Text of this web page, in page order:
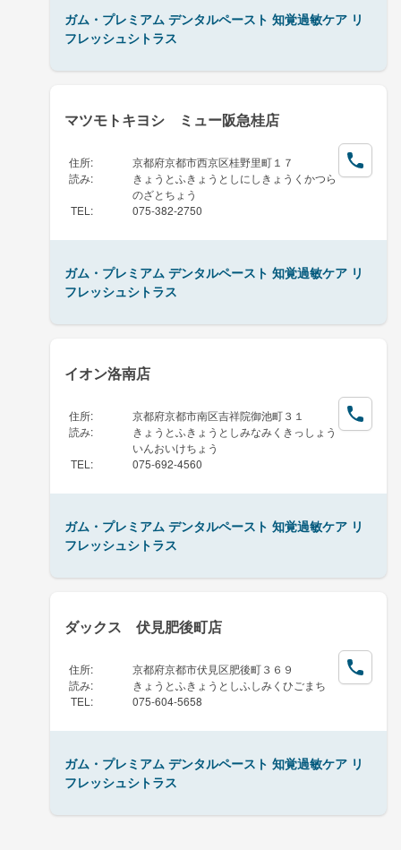
ガム・プレミアム デンタルペースト 知覚過敏ケア リ
フレッシュシトラス
マツモトキヨシ ミュー阪急桂店
住所:
京都府京都市西京区桂野里町１７
読み:
きょうとふきょうとしにしきょうくかつら
のざとちょう
TEL : 075-382-2750
ガム・プレミアム デンタルペースト 知覚過敏ケア リ
フレッシュシトラス
イオン洛南店
住所:
京都府京都市南区吉祥院御池町３１
読み:
きょうとふきょうとしみなみくきっしょう
いんおいけちょう
TEL : 075-692-4560
ガム・プレミアム デンタルペースト 知覚過敏ケア リ
フレッシュシトラス
ダックス 伏見肥後町店
住所:
京都府京都市伏見区肥後町３６９
読み:
きょうとふきょうとしふしみくひごまち
TEL : 075-604-5658
ガム・プレミアム デンタルペースト 知覚過敏ケア リ
フレッシュシトラス